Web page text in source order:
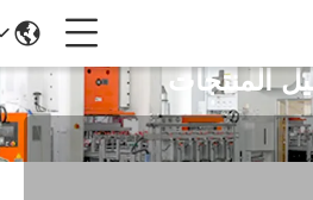
المنتجات